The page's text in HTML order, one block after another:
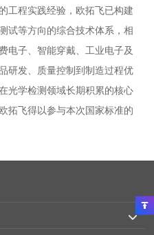
工程实践经验，欧拓飞已构建
试等方向的综合技术体系，相
电子、智能穿戴、工业电子及
研发、质量控制到制造过程优
光学检测领域长期积累的核心
拓飞得以参与本次国家标准的